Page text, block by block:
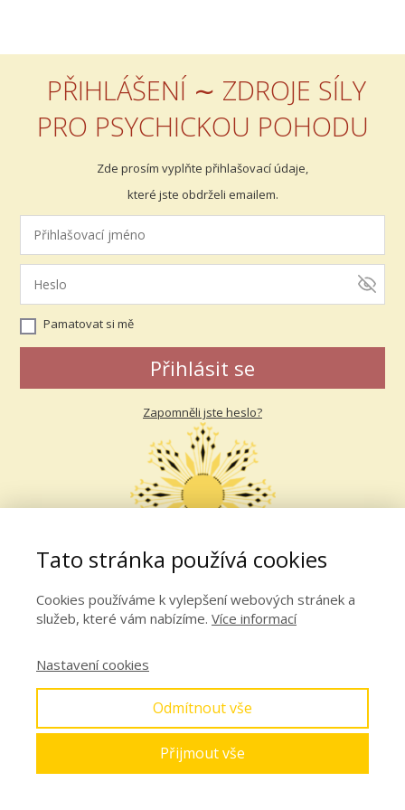
PŘIHLÁŠENÍ ∼ ZDROJE SÍLY
PRO PSYCHICKOU POHODU
Zde prosím vyplňte přihlašovací údaje,
které jste obdrželi emailem.
Pamatovat si mě
Přihlásit se
Zapomněli jste heslo?
Tato stránka používá cookies
Cookies používáme k vylepšení webových stránek a
služeb, které vám nabízíme. Více informací
Nastavení cookies
Odmítnout vše
Přijmout vše